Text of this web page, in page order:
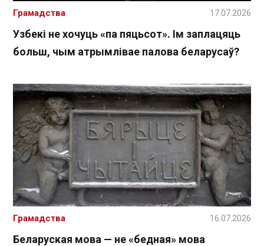
Узбекі не хочуць «па пяцьсот». Ім заплацяць
больш, чым атрымлівае палова беларусаў?
Грамадства 17.07.2026
Беларуская мова — не «бедная» мова
Грамадства 16.07.2026